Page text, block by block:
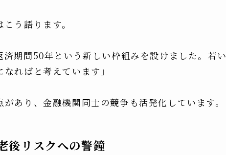
う語ります。
済期間50年という新しい枠組みを設けました。若い
ればと考えています」
あり、金融機関同士の競争も活発化しています。
後リスクへの警鐘